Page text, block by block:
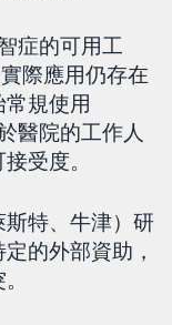
症的可用工
際應用仍存在
規使用
醫院的工作人
受度。
特、牛津）研
的外部資助，